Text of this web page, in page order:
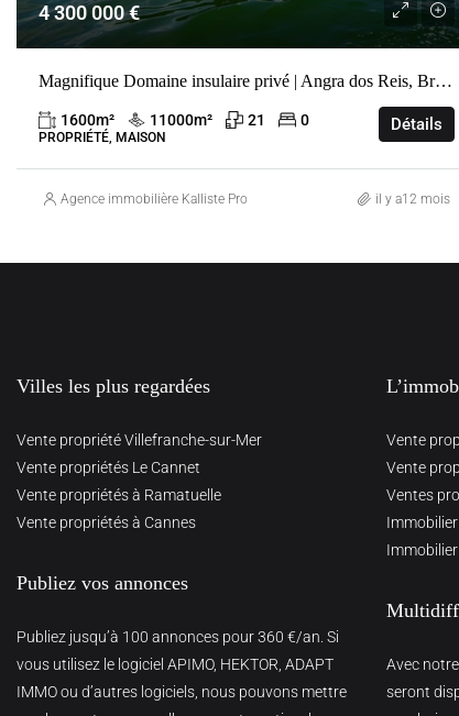
4 300 000 €
Magnifique Domaine insulaire privé | Angra dos Reis, Brésil
1600m² 11000m² 21 0
PROPRIÉTÉ, MAISON
Détails
Agence immobilière Kalliste Properties il y a12 mois
Villes les plus regardées
Vente propriété Villefranche-sur-Mer
Vente propriétés Le Cannet
Vente propriétés à Ramatuelle
Vente propriétés à Cannes
Publiez vos annonces
Publiez jusqu’à 100 annonces pour 360 €/an. Si
vous utilisez le logiciel APIMO, HEKTOR, ADAPT
IMMO ou d’autres logiciels, nous pouvons mettre
Vente
Vente
Ventes
Avec
seront